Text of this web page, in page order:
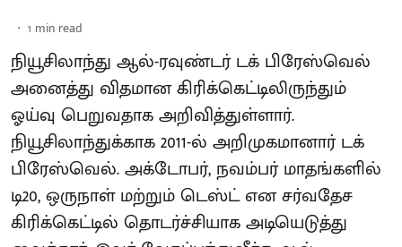
1 min read
நியூசிலாந்து ஆல்-ரவுண்டர் டக் பிரேஸ்வெல்
அனைத்து விதமான கிரிக்கெட்டிலிருந்தும்
ஓய்வு பெறுவதாக அறிவித்துள்ளார்.
நியூசிலாந்துக்காக 2011-ல் அறிமுகமானார் டக்
பிரேஸ்வெல். அக்டோபர், நவம்பர் மாதங்களில்
டி20, ஒருநாள் மற்றும் டெஸ்ட் என சர்வதேச
கிரிக்கெட்டில் தொடர்ச்சியாக அடியெடுத்து